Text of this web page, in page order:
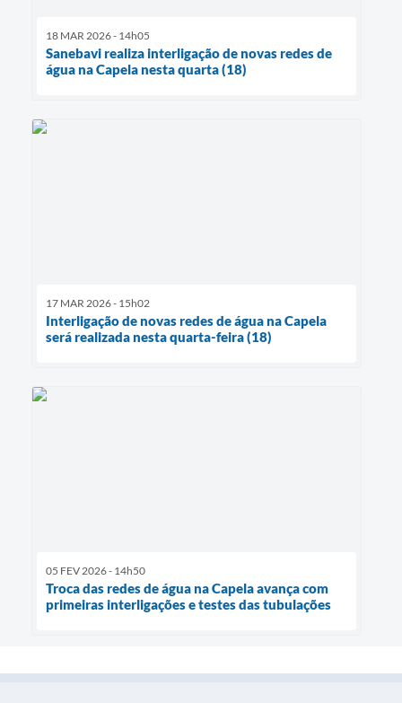
18 MAR 2026 - 14h05
Sanebavi realiza interligação de novas redes de
água na Capela nesta quarta (18)
17 MAR 2026 - 15h02
Interligação de novas redes de água na Capela
será realizada nesta quarta-feira (18)
05 FEV 2026 - 14h50
Troca das redes de água na Capela avança com
primeiras interligações e testes das tubulações